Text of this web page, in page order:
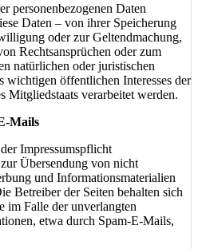
personenbezogenen Daten
Daten – von ihrer Speicherung
oder zur Geltendmachung,
Rechtsansprüchen oder zum
natürlichen oder juristischen
wichtigen öffentlichen Interesses der
Mitgliedstaats verarbeitet werden.
Mails
Impressumspflicht
Übersendung von nicht
und Informationsmaterialien
Betreiber der Seiten behalten sich
im Falle der unverlangten
etwa durch Spam-E-Mails,